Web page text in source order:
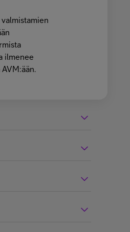
ilmenee